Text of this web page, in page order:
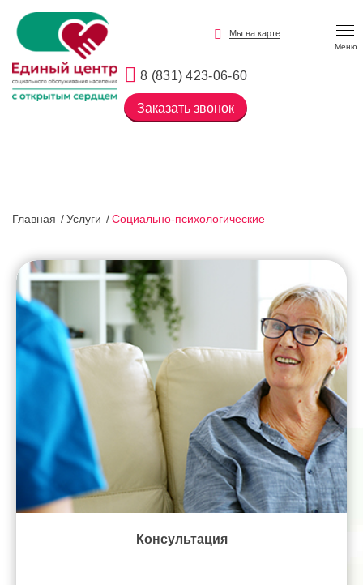
Мы на карте
8 (831) 423-06-60
Заказать звонок
Меню
Главная Услуги Социально-психологические
Консультация